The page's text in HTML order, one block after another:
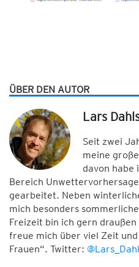
ÜBER DEN AUTOR
Lars
Seit zwei
meine
davon habe
Bereich
gearbeitet. Neben
mich besonders
Freizeit bin ich gern
freue mich über viel Zeit
Frauen“. Twitter: